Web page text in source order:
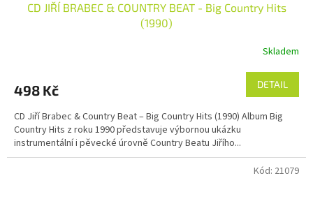
CD JIŘÍ BRABEC & COUNTRY BEAT - Big Country Hits
(1990)
Skladem
498 Kč DETAIL
CD Jiří Brabec & Country Beat – Big Country Hits (1990) Album Big
Country Hits z roku 1990 představuje výbornou ukázku
instrumentální i pěvecké úrovně Country Beatu Jiřího...
Kód: 21079